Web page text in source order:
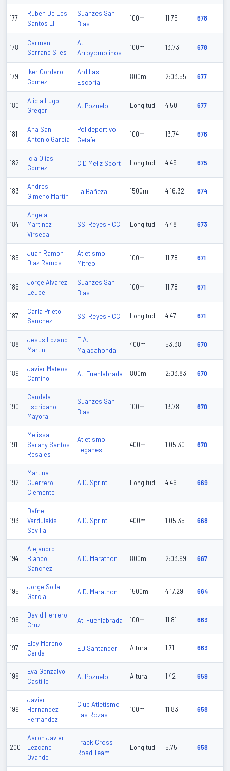
177
Ruben De Los
Santos Lli
Suanzes San
Blas
100m 11.75 678
178
Carmen
Serrano Siles
At.
Arroyomolinos
100m 13.73 678
179
Iker Cordero
Gomez
Ardillas-
Escorial
800m 2:03.55 677
180
Alicia Lugo
Gregori
At Pozuelo Longitud 4.50 677
181
Ana San
Antonio Garcia
Polideportivo
Getafe
100m 13.74 676
182
Icia Olias
Gomez
C.D Meliz Sport Longitud 4.49 675
183
Andres
Gimeno Martin
La Bañeza 1500m 4:16.32 674
184
Angela
Martinez
Virseda
SS. Reyes - CC. Longitud 4.48 673
185
Juan Ramon
Diaz Ramos
Atletismo
Mitreo
100m 11.78 671
186
Jorge Alvarez
Leube
Suanzes San
Blas
100m 11.78 671
187
Carla Prieto
Sanchez
SS. Reyes - CC. Longitud 4.47 671
188
Jesus Lozano
Martin
E.A.
Majadahonda
400m 53.38 670
189
Javier Mateos
Camino
At. Fuenlabrada 800m 2:03.83 670
190
Candela
Escribano
Mayoral
Suanzes San
Blas
100m 13.78 670
191
Melissa
Sarahy Santos
Rosales
Atletismo
Leganes
400m 1:05.30 670
192
Martina
Guerrero
Clemente
A.D. Sprint Longitud 4.46 669
193
Dafne
Vardulakis
Sevilla
A.D. Sprint 400m 1:05.35 668
194
Alejandro
Blanco
Sanchez
A.D. Marathon 800m 2:03.99 667
195
Jorge Solla
Garcia
A.D. Marathon 1500m 4:17.29 664
196
David Herrero
Cruz
At. Fuenlabrada 100m 11.81 663
197
Eloy Moreno
Cerda
ED Santander Altura 1.71 663
198
Eva Gonzalvo
Castillo
At Pozuelo Altura 1.42 659
199
Javier
Hernandez
Fernandez
Club Atletismo
Las Rozas
100m 11.83 658
200
Aaron Javier
Lezcano
Ovando
Track Cross
Road Team
Longitud 5.75 658